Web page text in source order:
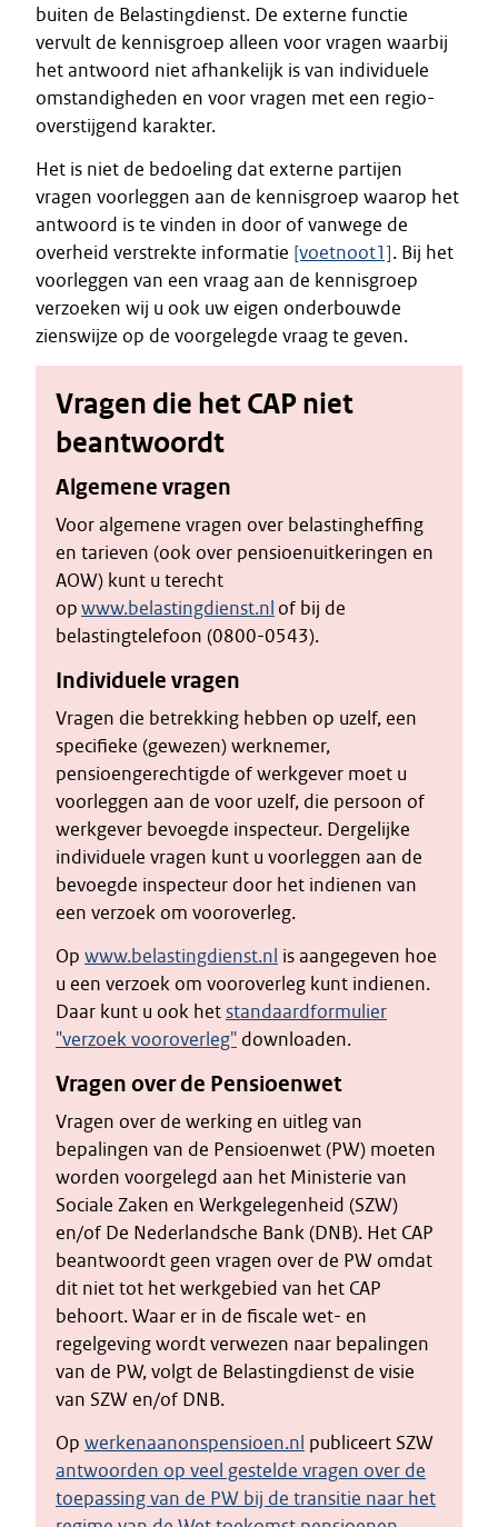
buiten de Belastingdienst. De externe functie
vervult de kennisgroep alleen voor vragen waarbij
het antwoord niet afhankelijk is van individuele
omstandigheden en voor vragen met een regio-
overstijgend karakter.
Het is niet de bedoeling dat externe partijen
vragen voorleggen aan de kennisgroep waarop het
antwoord is te vinden in door of vanwege de
overheid verstrekte informatie [voetnoot1]. Bij het
voorleggen van een vraag aan de kennisgroep
verzoeken wij u ook uw eigen onderbouwde
zienswijze op de voorgelegde vraag te geven.
Vragen die het CAP niet
beantwoordt
Algemene vragen
Voor algemene vragen over belastingheffing
en tarieven (ook over pensioenuitkeringen en
AOW) kunt u terecht
opwww.belastingdienst.nl of bij de
belastingtelefoon (0800-0543).
Individuele vragen
Vragen die betrekking hebben op uzelf, een
specifieke (gewezen) werknemer,
pensioengerechtigde of werkgever moet u
voorleggen aan de voor uzelf, die persoon of
werkgever bevoegde inspecteur. Dergelijke
individuele vragen kunt u voorleggen aan de
bevoegde inspecteur door het indienen van
een verzoek om vooroverleg.
Op www.belastingdienst.nl is aangegeven hoe
u een verzoek om vooroverleg kunt indienen.
Daar kunt u ook hetstandaardformulier
"verzoek vooroverleg" downloaden.
Vragen over de Pensioenwet
Vragen over de werking en uitleg van
bepalingen van de Pensioenwet (PW) moeten
worden voorgelegd aan het Ministerie van
Sociale Zaken en Werkgelegenheid (SZW)
en/of De Nederlandsche Bank (DNB). Het CAP
beantwoordt geen vragen over de PW omdat
dit niet tot het werkgebied van het CAP
behoort. Waar er in de fiscale wet- en
regelgeving wordt verwezen naar bepalingen
van de PW, volgt de Belastingdienst de visie
van SZW en/of DNB.
Op werkenaanonspensioen.nl publiceert SZW
antwoorden op veel gestelde vragen over de
toepassing van de PW bij de transitie naar het